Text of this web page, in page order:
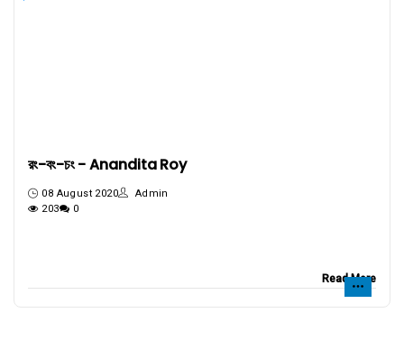
রং-বং-চং - Anandita Roy
08 August 2020
Admin
203
0
Read More